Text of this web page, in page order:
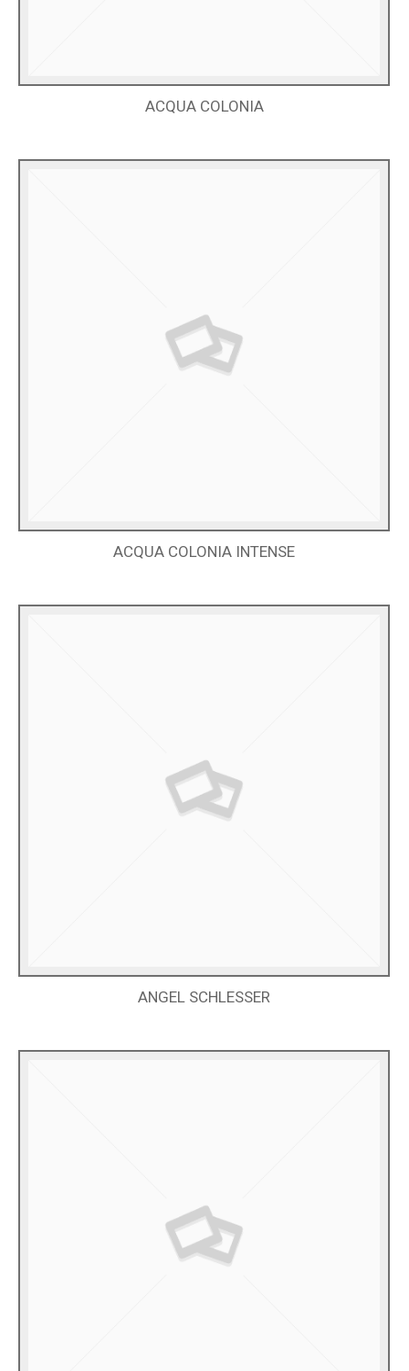
ACQUA COLONIA
ACQUA COLONIA INTENSE
ANGEL SCHLESSER